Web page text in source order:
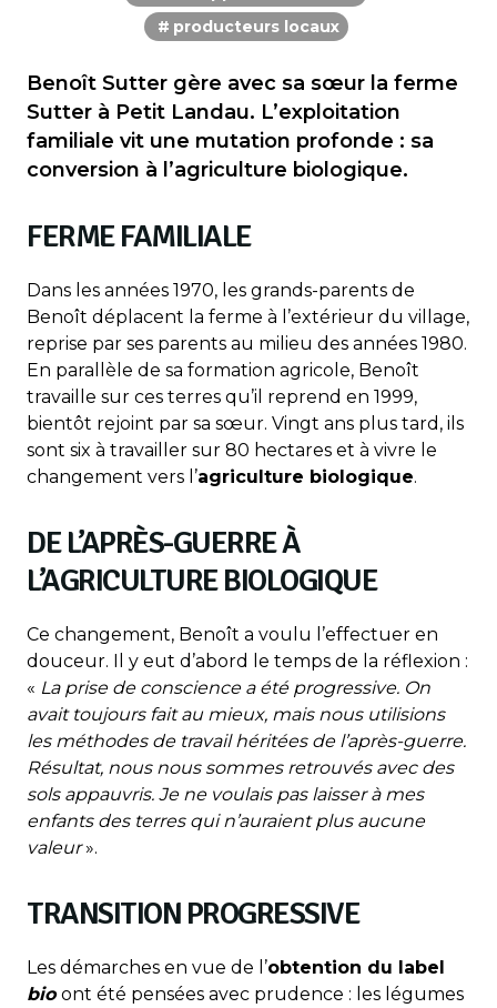
producteurs locaux
Benoît Sutter gère avec sa sœur la ferme
Sutter à Petit Landau. L’exploitation
familiale vit une mutation profonde : sa
conversion à l’agriculture biologique.
FERME FAMILIALE
Dans les années 1970, les grands-parents de
Benoît déplacent la ferme à l’extérieur du village,
reprise par ses parents au milieu des années 1980.
En parallèle de sa formation agricole, Benoît
travaille sur ces terres qu’il reprend en 1999,
bientôt rejoint par sa sœur. Vingt ans plus tard, ils
sont six à travailler sur 80 hectares et à vivre le
changement vers l’agriculture biologique.
DE L’APRÈS-GUERRE À
L’AGRICULTURE BIOLOGIQUE
Ce changement, Benoît a voulu l’effectuer en
douceur. Il y eut d’abord le temps de la réflexion :
« La prise de conscience a été progressive. On
avait toujours fait au mieux, mais nous utilisions
les méthodes de travail héritées de l’après-guerre.
Résultat, nous nous sommes retrouvés avec des
sols appauvris. Je ne voulais pas laisser à mes
enfants des terres qui n’auraient plus aucune
valeur».
TRANSITION PROGRESSIVE
Les démarches en vue de l’obtention du label
bio ont été pensées avec prudence : les légumes